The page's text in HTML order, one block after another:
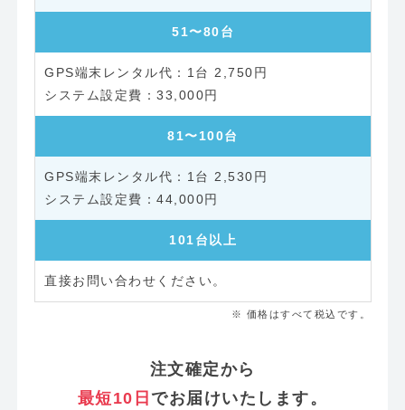
51〜80台
1台 2,750円
33,000円
81〜100台
1台 2,530円
44,000円
101台以上
直接お問い合わせください。
※ 価格はすべて税込です。
注文確定から
最短10日 でお届けいたします。